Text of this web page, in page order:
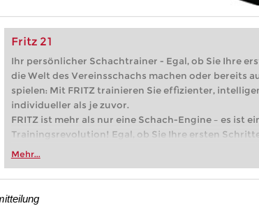
Fritz 21
Ihr persönlicher Schachtrainer - Egal, ob Sie Ihre
die Welt des Vereinsschachs machen oder bereits
spielen: Mit FRITZ trainieren Sie effizienter,
individueller als je zuvor.
FRITZ ist mehr als nur eine Schach-Engine – es ist
Trainingsrevolution! Egal, ob Sie Ihre ersten
Vereinsschachs machen oder bereits auf
zuvor.
Mehr...